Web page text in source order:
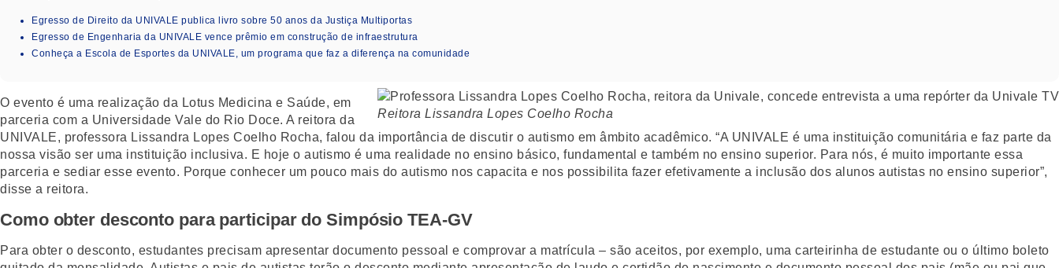
Egresso de Direito da UNIVALE publica livro sobre 50 anos da Justiça Multiportas
Egresso de Engenharia da UNIVALE vence prêmio em construção de infraestrutura
Conheça a Escola de Esportes da UNIVALE, um programa que faz a diferença na comunidade
Reitora Lissandra Lopes Coelho Rocha
O evento é uma realização da Lotus Medicina e Saúde, em
parceria com a Universidade Vale do Rio Doce. A reitora da
UNIVALE, professora Lissandra Lopes Coelho Rocha, falou da importância de discutir o autismo em âmbito acadêmico. “A UNIVALE é uma instituição comunitária e faz parte da
nossa visão ser uma instituição inclusiva. E hoje o autismo é uma realidade no ensino básico, fundamental e também no ensino superior. Para nós, é muito importante essa
parceria e sediar esse evento. Porque conhecer um pouco mais do autismo nos capacita e nos possibilita fazer efetivamente a inclusão dos alunos autistas no ensino superior”,
disse a reitora.
Como obter desconto para participar do Simpósio TEA-GV
Para obter o desconto, estudantes precisam apresentar documento pessoal e comprovar a matrícula – são aceitos, por exemplo, uma carteirinha de estudante ou o último boleto